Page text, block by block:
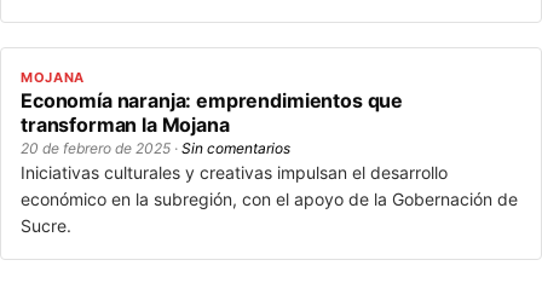
MOJANA
Economía naranja: emprendimientos que
transforman la Mojana
20 de febrero de 2025 · Sin comentarios
Iniciativas culturales y creativas impulsan el desarrollo
económico en la subregión, con el apoyo de la Gobernación de
Sucre.